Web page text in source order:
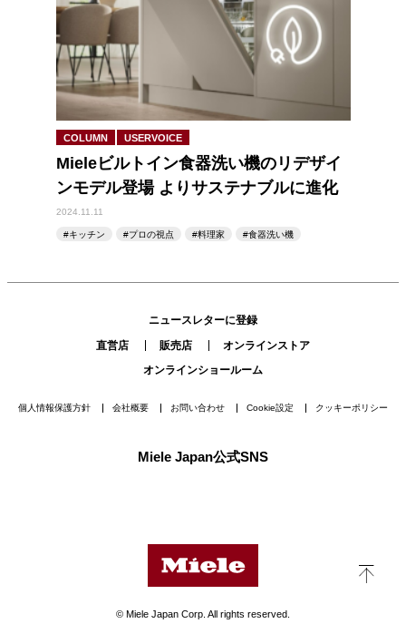
COLUMN USERVOICE
Mieleビルトイン食器洗い機のリデザイ
ンモデル登場 よりサステナブルに進化
2024.11.11
キッチン プロの視点 料理家 食器洗い機
ニュースレターに登録
直営店
販売店
オンラインストア
オンラインショールーム
個人情報保護方針 会社概要 お問い合わせ Cookie設定 クッキーポリシー
Miele Japan公式SNS
© Miele Japan Corp. All rights reserved.